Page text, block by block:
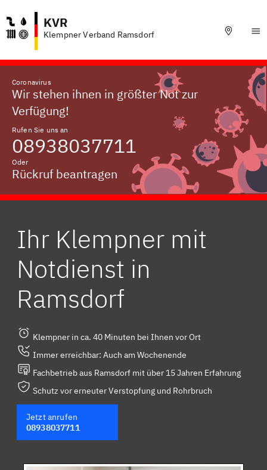
KVR
Klempner Verband Ramsdorf
Coronavirus
Wir stehen ihnen in größter Not zur
Verfügung!
Rufen Sie uns an
08938037711
Oder
Rückruf beantragen
Ihr Klempner mit
Notdienst in
Ramsdorf
Klempner in ca. 40 Minuten bei Ihnen vor Ort
Immer erreichbar: Auch am Wochenende
Fachbetrieb aus Ramsdorf mit über 15 Jahren Erfahrung
Schutz vor erneuter Verstopfung und Rohrbruch
Jetzt anrufen
08938037711